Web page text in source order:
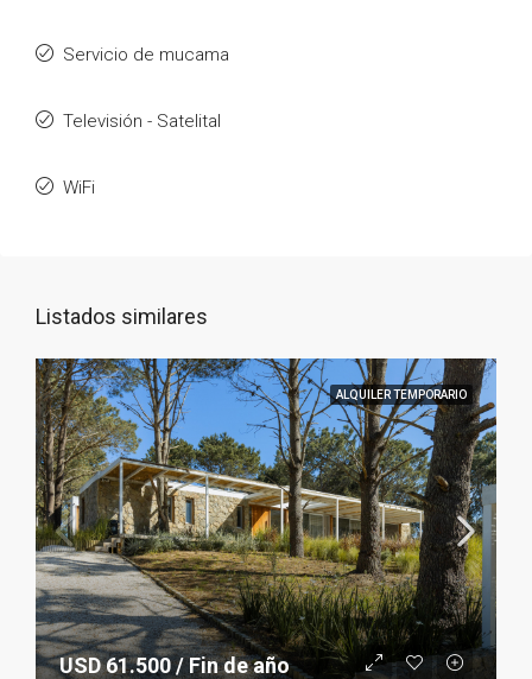
Servicio de mucama
Televisión - Satelital
WiFi
Listados similares
ALQUILER TEMPORARIO
USD 61.500 / Fin de año